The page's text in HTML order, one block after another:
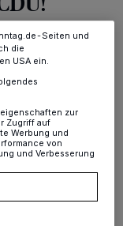
Wilder in
in der CDA –
Rumeln-
Weitere
Seiten und
die
USA ein.
zur
Zugriff auf
Werbung und
von
und Verbesserung